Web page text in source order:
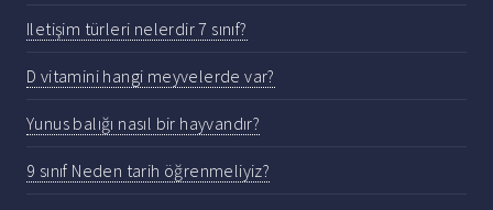
Iletişim türleri nelerdir 7 sınıf?
D vitamini hangi meyvelerde var?
Yunus balığı nasıl bir hayvandır?
9 sınıf Neden tarih öğrenmeliyiz?